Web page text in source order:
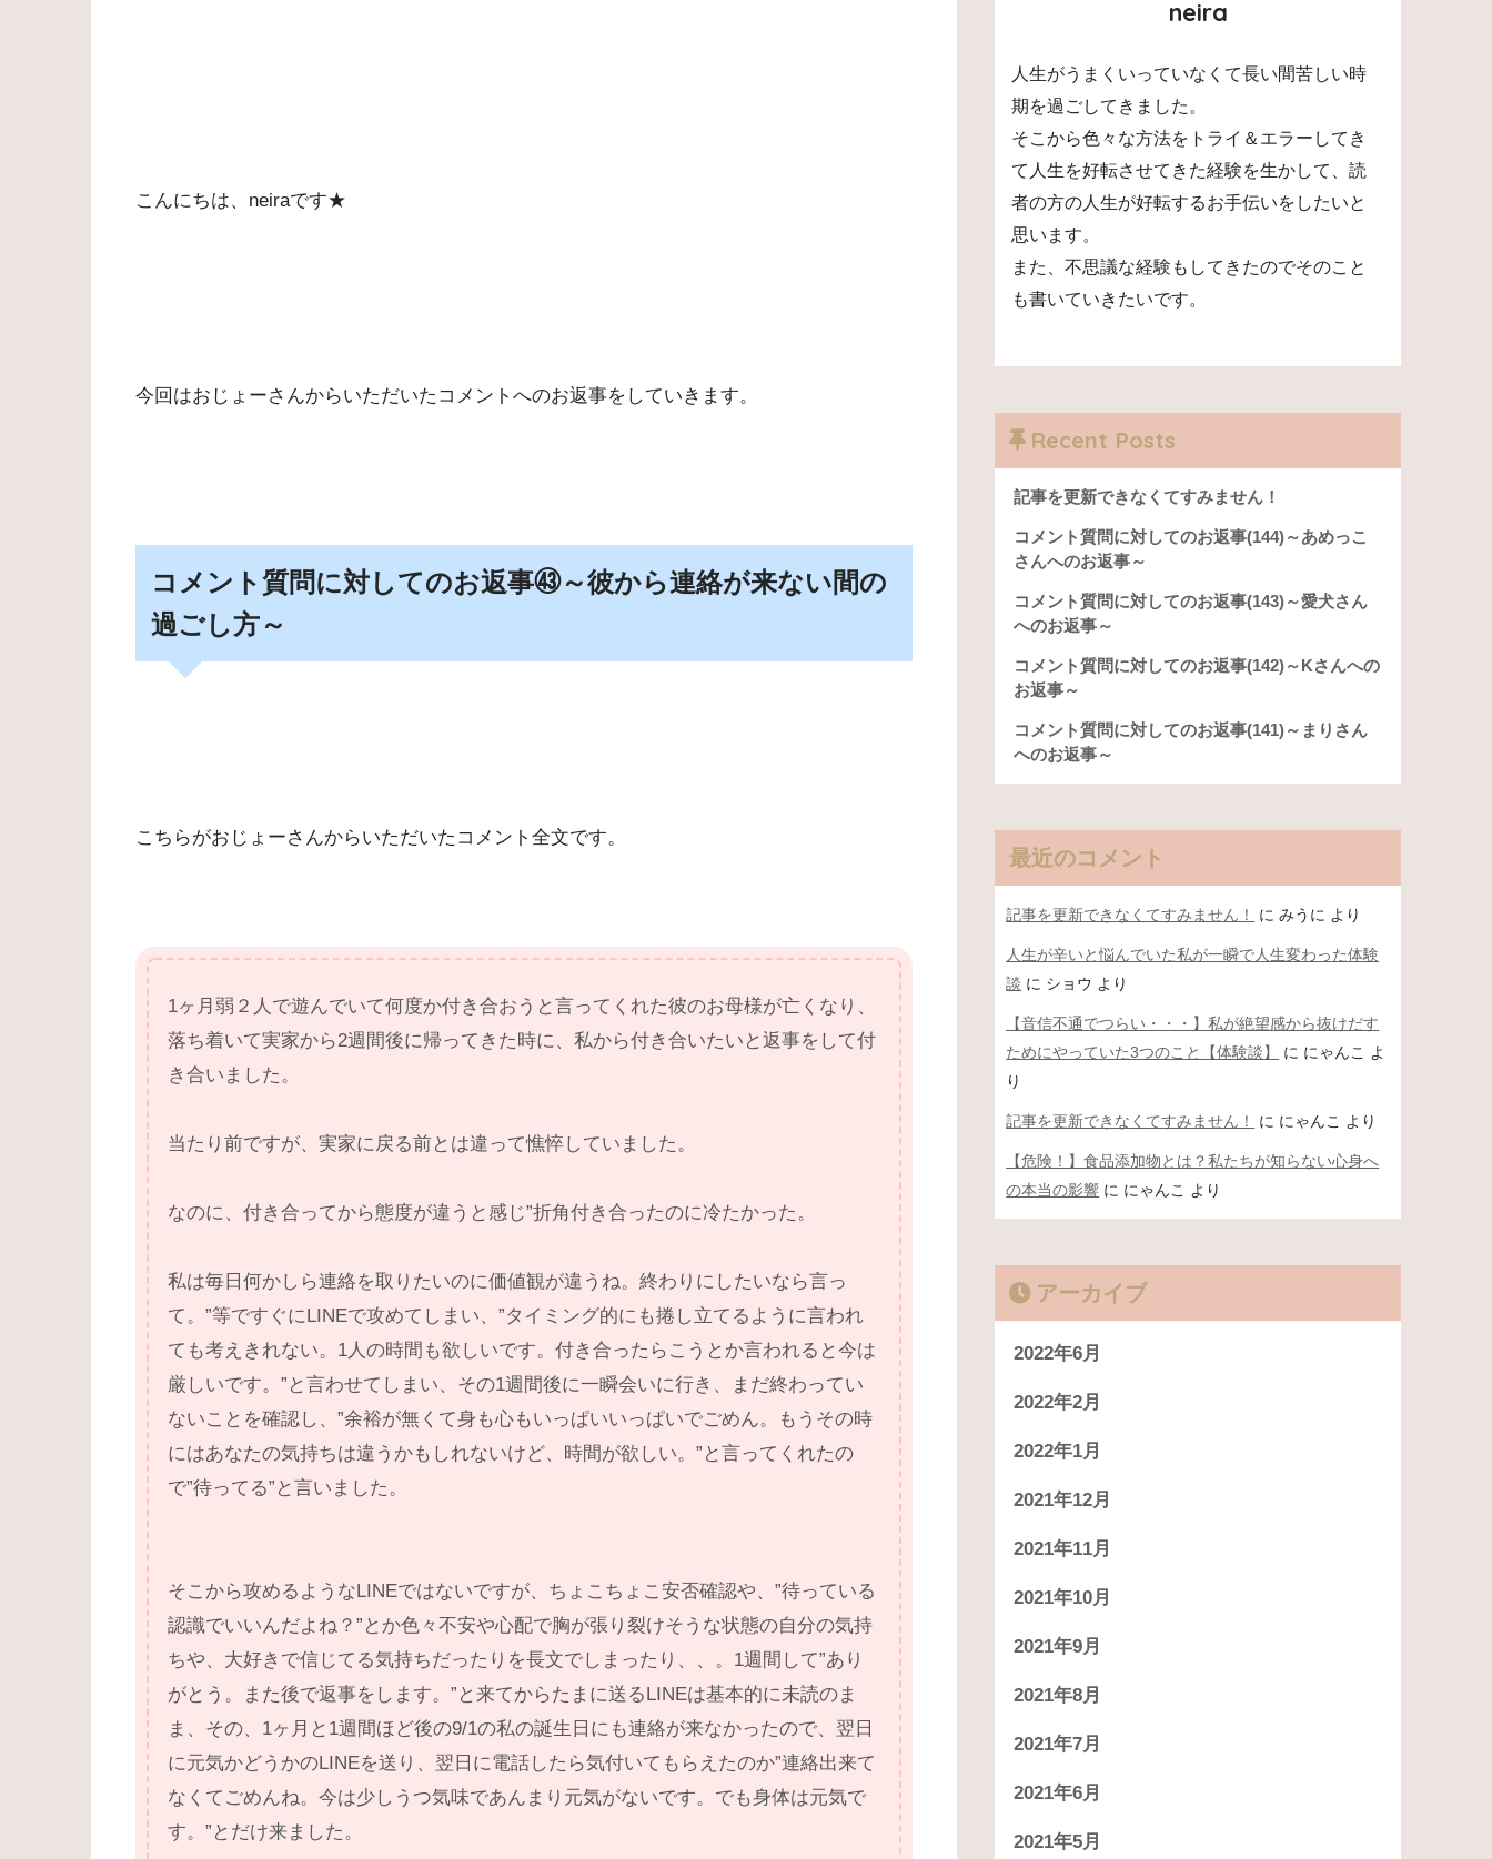
こんにちは、neiraです★
今回はおじょーさんからいただいたコメントへのお返事をしていきます。
コメント質問に対してのお返事㊸～彼から連絡が来ない間の
過ごし方～
こちらがおじょーさんからいただいたコメント全文です。
1ヶ月弱２人で遊んでいて何度か付き合おうと言ってくれた彼のお母様が亡くなり、
落ち着いて実家から2週間後に帰ってきた時に、私から付き合いたいと返事をして付
き合いました。
当たり前ですが、実家に戻る前とは違って憔悴していました。
なのに、付き合ってから態度が違うと感じ”折角付き合ったのに冷たかった。
私は毎日何かしら連絡を取りたいのに価値観が違うね。終わりにしたいなら言っ
て。”等ですぐにLINEで攻めてしまい、”タイミング的にも捲し立てるように言われ
ても考えきれない。1人の時間も欲しいです。付き合ったらこうとか言われると今は
厳しいです。”と言わせてしまい、その1週間後に一瞬会いに行き、まだ終わってい
ないことを確認し、”余裕が無くて身も心もいっぱいいっぱいでごめん。もうその時
にはあなたの気持ちは違うかもしれないけど、時間が欲しい。”と言ってくれたの
で”待ってる”と言いました。
そこから攻めるようなLINEではないですが、ちょこちょこ安否確認や、”待っている
認識でいいんだよね？”とか色々不安や心配で胸が張り裂けそうな状態の自分の気持
ちや、大好きで信じてる気持ちだったりを長文でしまったり、、。1週間して”あり
がとう。また後で返事をします。”と来てからたまに送るLINEは基本的に未読のま
ま、その、1ヶ月と1週間ほど後の9/1の私の誕生日にも連絡が来なかったので、翌日
に元気かどうかのLINEを送り、翌日に電話したら気付いてもらえたのか”連絡出来て
なくてごめんね。今は少しうつ気味であんまり元気がないです。でも身体は元気で
す。”とだけ来ました。
neira
人生がうまくいっていなくて長い間苦しい時
期を過ごしてきました。
そこから色々な方法をトライ＆エラーしてき
て人生を好転させてきた経験を生かして、読
者の方の人生が好転するお手伝いをしたいと
思います。
また、不思議な経験もしてきたのでそのこと
も書いていきたいです。
Recent Posts
記事を更新できなくてすみません！
コメント質問に対してのお返事(144)～あめっこ
さんへのお返事～
コメント質問に対してのお返事(143)～愛犬さん
へのお返事～
コメント質問に対してのお返事(142)～Kさんへの
お返事～
コメント質問に対してのお返事(141)～まりさん
へのお返事～
最近のコメント
記事を更新できなくてすみません！ にみうに より
人生が辛いと悩んでいた私が一瞬で人生変わった体験
談 に ショウ より
【音信不通でつらい・・・】私が絶望感から抜けだす
ためにやっていた3つのこと【体験談】
に にゃんこ
よ
り
記事を更新できなくてすみません！ に にゃんこ より
【危険！】食品添加物とは？私たちが知らない心身へ
の本当の影響 に にゃんこ より
アーカイブ
2022年6月
2022年2月
2022年1月
2021年12月
2021年11月
2021年10月
2021年9月
2021年8月
2021年7月
2021年6月
2021年5月